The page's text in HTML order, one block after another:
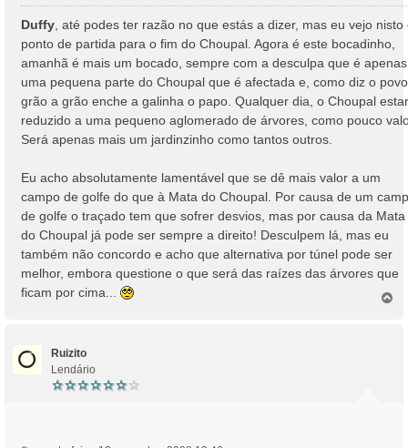
e
a
g
e
m
Duffy , até podes ter razão no que estás a dizer, mas eu vejo nisto
ponto de partida para o fim do Choupal. Agora é este bocadinho,
amanhã é mais um bocado, sempre com a desculpa que é apenas
uma pequena parte do Choupal que é afectada e, como diz o
grão a grão enche a galinha o papo. Qualquer dia, o Choupal
reduzido a uma pequeno aglomerado de árvores, como pouco
Será apenas mais um jardinzinho como tantos outros.
Eu acho absolutamente lamentável que se dê mais valor a um
campo de golfe do que à Mata do Choupal. Por causa de um
de golfe o traçado tem que sofrer desvios, mas por causa da Mata
do Choupal já pode ser sempre a direito! Desculpem lá, mas eu
também não concordo e acho que alternativa por túnel pode ser
melhor, embora questione o que será das raízes das árvores que
ficam por cima...
Ruizito
Lendário